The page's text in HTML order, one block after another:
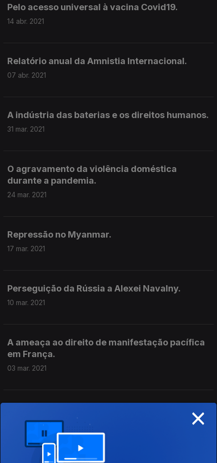
Pelo acesso universal à vacina Covid19.
14 abr. 2021
Relatório anual da Amnistia Internacional.
07 abr. 2021
A indústria das baterias e os direitos humanos.
31 mar. 2021
O agravamento da violência doméstica
durante a pandemia.
24 mar. 2021
Repressão no Myanmar.
17 mar. 2021
Perseguição da Rússia a Alexei Navalny.
10 mar. 2021
A ameaça ao direito de manifestação pacífica
em França.
03 mar. 2021
Herzegovina.
×